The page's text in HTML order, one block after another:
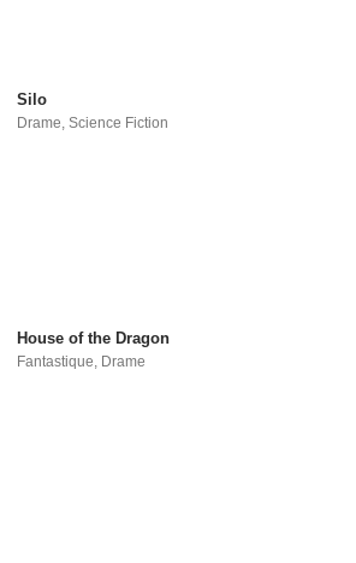
Silo
Drame ,Science Fiction
House of the Dragon
Fantastique, Drame